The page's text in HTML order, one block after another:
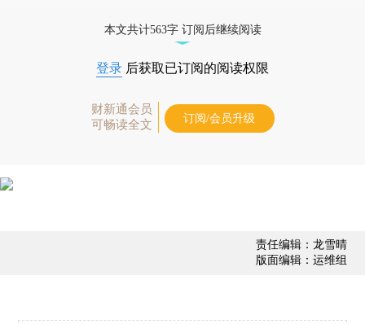
本文共计563字 订阅后继续阅读
登录 后获取已订阅的阅读权限
财新通会员
可畅读全文
订阅/会员升级
责任编辑：龙雪晴
版面编辑：运维组